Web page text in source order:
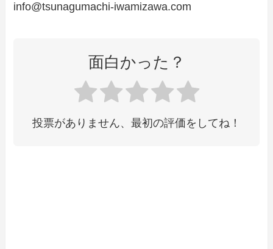
info@tsunagumachi-iwamizawa.com
面白かった？
投票がありません、最初の評価をしてね！